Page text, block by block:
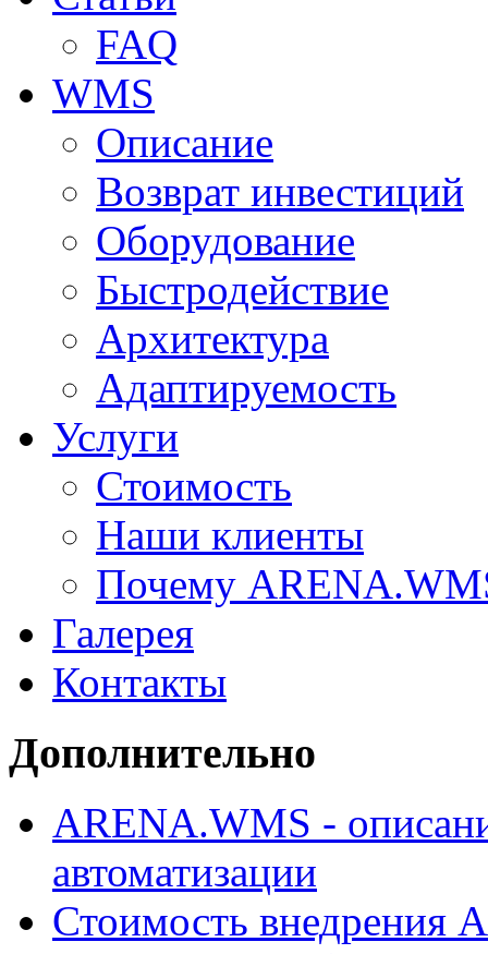
FAQ
WMS
Описание
Возврат инвестиций
Оборудование
Быстродействие
Архитектура
Адаптируемость
Услуги
Стоимость
Наши клиенты
Почему
Галерея
Контакты
Дополнительно
ARENA.WMS -
автоматизации
Стоимость внедрения